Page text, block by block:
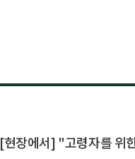
[현장에서] "고령자를 위